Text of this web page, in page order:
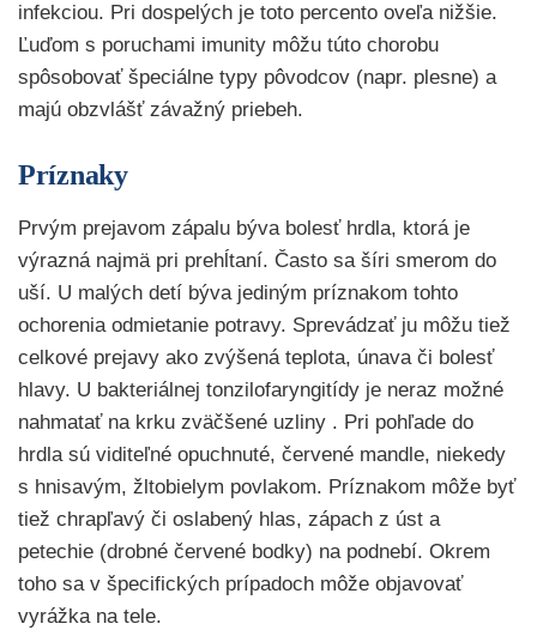
infekciou. Pri dospelých je toto percento oveľa nižšie.
Ľuďom s poruchami imunity môžu túto chorobu
spôsobovať špeciálne typy pôvodcov (napr. plesne) a
majú obzvlášť závažný priebeh.
Príznaky
Prvým prejavom zápalu býva bolesť hrdla, ktorá je
výrazná najmä pri prehĺtaní. Často sa šíri smerom do
uší. U malých detí býva jediným príznakom tohto
ochorenia odmietanie potravy. Sprevádzať ju môžu tiež
celkové prejavy ako zvýšená teplota, únava či bolesť
hlavy. U bakteriálnej tonzilofaryngitídy je neraz možné
nahmatať na krku zväčšené uzliny . Pri pohľade do
hrdla sú viditeľné opuchnuté, červené mandle, niekedy
s hnisavým, žltobielym povlakom. Príznakom môže byť
tiež chrapľavý či oslabený hlas, zápach z úst a
petechie (drobné červené bodky) na podnebí. Okrem
toho sa v špecifických prípadoch môže objavovať
vyrážka na tele.